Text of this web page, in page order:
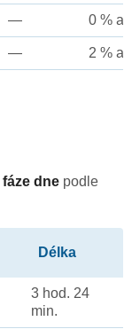
— 0 %
— 2 %
fáze dne podle
Délka
3 hod. 24
min.